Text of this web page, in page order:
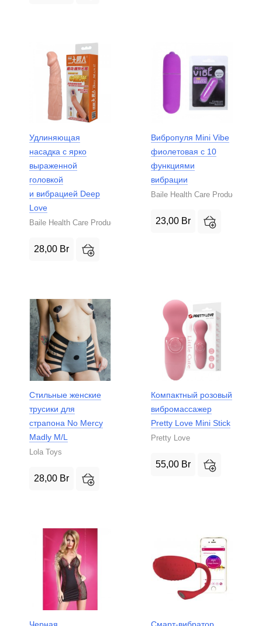
Удлиняющая
насадка с ярко
выраженной
головкой
и вибрацией Deep
Love
Baile Health Care Product
28,00 Br
Вибропуля Mini Vibe
фиолетовая с 10
функциями
вибрации
Baile Health Care Product
23,00 Br
Стильные женские
трусики для
страпона No Mercy
Madly M/L
Lola Toys
28,00 Br
Компактный розовый
вибромассажер
Pretty Love Mini Stick
Pretty Love
55,00 Br
Черная
Смарт-вибратор